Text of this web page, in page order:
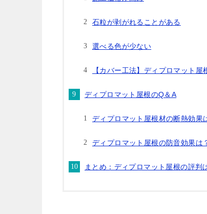
石粒が剥がれることがある
選べる色が少ない
【カバー工法】ディプロマット
ディプロマット屋根のQ＆A
ディプロマット屋根材の断熱効果
ディプロマット屋根の防音効果は
まとめ：ディプロマット屋根の評判